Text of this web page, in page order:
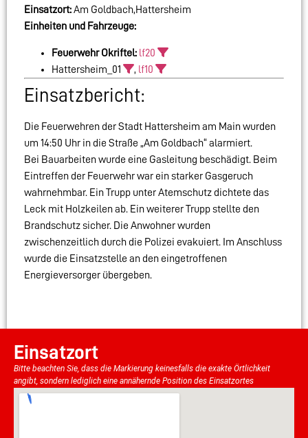
Einsatzort:Am Goldbach,Hattersheim
Einheiten und Fahrzeuge:
Feuerwehr Okriftel: lf20
Hattersheim_01
, lf10
Einsatzbericht:
Die Feuerwehren der Stadt Hattersheim am Main wurden
um 14:50 Uhr in die Straße „Am Goldbach“ alarmiert.
Bei Bauarbeiten wurde eine Gasleitung beschädigt. Beim
Eintreffen der Feuerwehr war ein starker Gasgeruch
wahrnehmbar. Ein Trupp unter Atemschutz dichtete das
Leck mit Holzkeilen ab. Ein weiterer Trupp stellte den
Brandschutz sicher. Die Anwohner wurden
zwischenzeitlich durch die Polizei evakuiert. Im Anschluss
wurde die Einsatzstelle an den eingetroffenen
Energieversorger übergeben.
Einsatzort
Bitte beachten Sie, dass die Markierung keinesfalls die exakte Örtlichkeit
angibt, sondern lediglich eine annähernde Position des Einsatzortes